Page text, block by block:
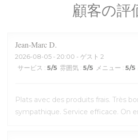
顧客の評
Jean-MarcD
2026-08-05 - 20:00 - ゲスト 2
サービス : 5/5 雰囲気 : 5/5 メニュー : 5/5
Plats avec des produits frais. Très
sympathique. Service efficace. On